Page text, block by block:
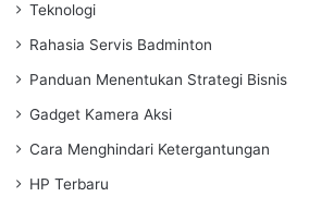
Teknologi
Rahasia Servis Badminton
Panduan Menentukan Strategi Bisnis
Gadget Kamera Aksi
Cara Menghindari Ketergantungan
HP Terbaru